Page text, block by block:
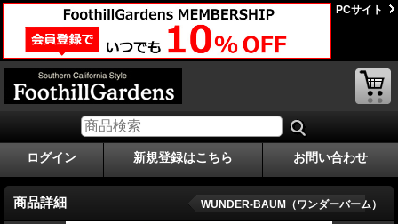
PCサイト
ログイン 新規登録はこちら お問い合わせ
商品詳細 WUNDER-BAUM（ワンダーバーム）